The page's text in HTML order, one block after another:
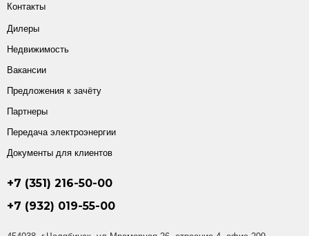
Контакты
Дилеры
Недвижимость
Вакансии
Предложения к зачёту
Партнеры
Передача электроэнергии
Документы для клиентов
+7 (351) 216-50-00
+7 (932) 019-55-00